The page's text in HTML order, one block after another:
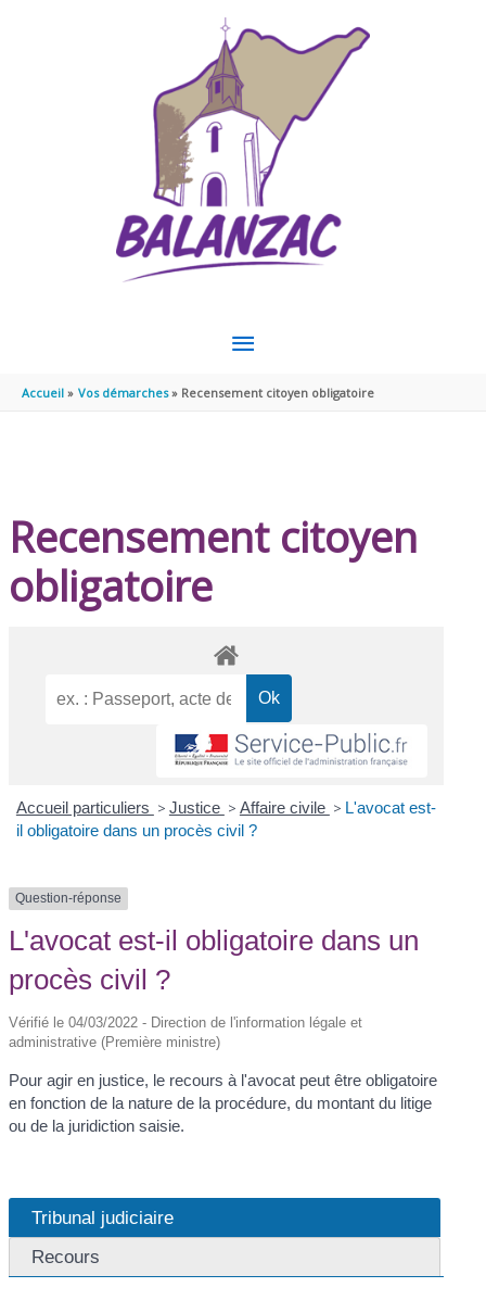
MENU
PRINCIPAL
Accueil Vos démarches Recensement citoyen obligatoire
Recensement citoyen
obligatoire
Accueil particuliers > Justice > Affaire civile > L'avocat est-
il obligatoire dans un procès civil ?
Question-réponse
L'avocat est-il obligatoire dans un
procès civil ?
Vérifié le 04/03/2022 - Direction de l'information légale et
administrative (Première ministre)
Pour agir en justice, le recours à l'avocat peut être obligatoire
en fonction de la nature de la procédure, du montant du litige
ou de la juridiction saisie.
Tribunal judiciaire
Recours